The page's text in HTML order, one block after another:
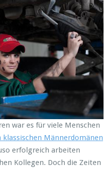
M
o
d
s
c
h
e
u
e
n
l
e
war es für viele Menschen
klassischen Männerdomänen
erfolgreich arbeiten
Kollegen. Doch die Zeiten